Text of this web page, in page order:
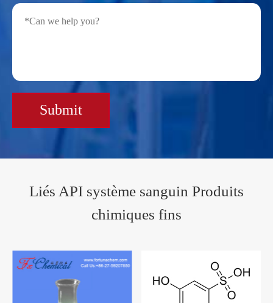
Submit
Liés API système sanguin Produits
chimiques fins